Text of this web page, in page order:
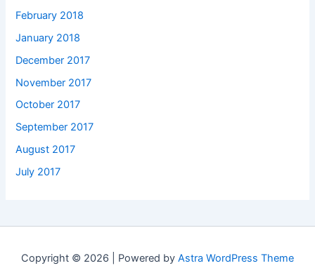
February 2018
January 2018
December 2017
November 2017
October 2017
September 2017
August 2017
July 2017
Copyright © 2026 | Powered by Astra WordPress Theme